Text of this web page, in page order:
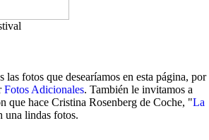
las fotos que desearíamos en esta página, por
Fotos Adicionales. También le invitamos a
que hace Cristina Rosenberg de Coche, "La
una lindas fotos.